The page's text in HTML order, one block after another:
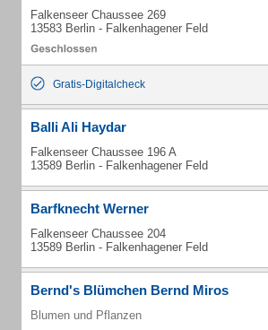
Falkenseer Chaussee 269
13583 Berlin - Falkenhagener Feld
Gratis-Digitalcheck
Balli Ali Haydar
Falkenseer Chaussee 196 A
13589 Berlin - Falkenhagener Feld
Barfknecht Werner
Falkenseer Chaussee 204
13589 Berlin - Falkenhagener Feld
Bernd's Blümchen Bernd Miros
Blumen und Pflanzen